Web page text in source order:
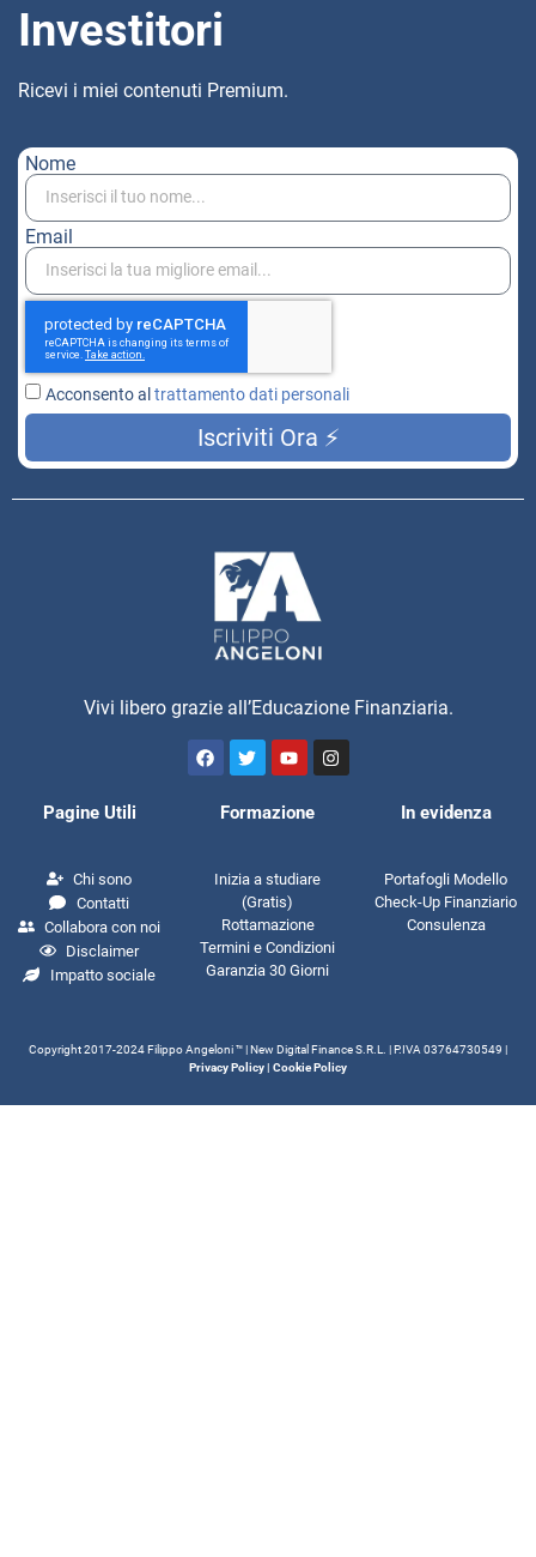
Investitori
Ricevi i miei contenuti Premium.
Nome
Email
Acconsento altrattamento dati personali
Iscriviti Ora ⚡
Vivi libero grazie all’Educazione Finanziaria.
Pagine Utili
Chi sono
Contatti
Collabora con noi
Disclaimer
Impatto sociale
Formazione
Inizia a studiare
(Gratis)
Rottamazione
Termini e Condizioni
Garanzia 30 Giorni
In evidenza
Portafogli Modello
Check-Up Finanziario
Consulenza
Copyright 2017-2024 Filippo Angeloni ™️ | New Digital Finance S.R.L. | P.IVA 03764730549 |
Privacy Policy| Cookie Policy